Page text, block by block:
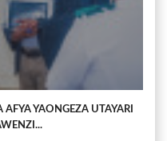
YAONGEZA UTAYARI